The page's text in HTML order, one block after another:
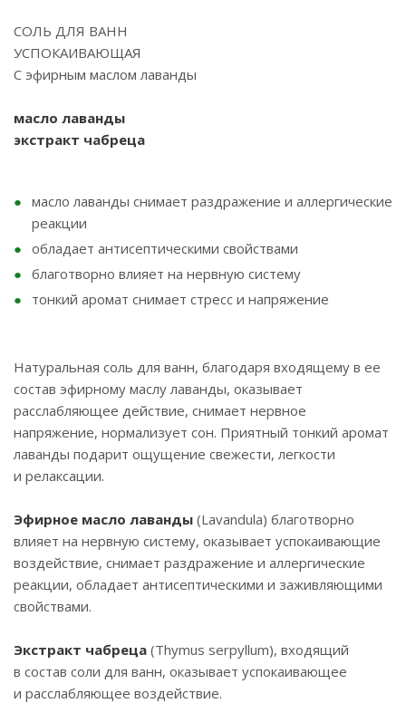
СОЛЬ ДЛЯ ВАНН
УСПОКАИВАЮЩАЯ
С эфирным маслом лаванды
масло лаванды
экстракт чабреца
масло лаванды снимает раздражение и аллергические
реакции
обладает антисептическими свойствами
благотворно влияет на нервную систему
тонкий аромат снимает стресс и напряжение
Натуральная соль для ванн, благодаря входящему в ее
состав эфирному маслу лаванды, оказывает
расслабляющее действие, снимает нервное
напряжение, нормализует сон. Приятный тонкий аромат
лаванды подарит ощущение свежести, легкости
и релаксации.
Эфирное масло лаванды (Lavandula) благотворно
влияет на нервную систему, оказывает успокаивающие
воздействие, снимает раздражение и аллергические
реакции, обладает антисептическими и заживляющими
свойствами.
Экстракт чабреца (Thymus serpyllum), входящий
в состав соли для ванн, оказывает успокаивающее
и расслабляющее воздействие.